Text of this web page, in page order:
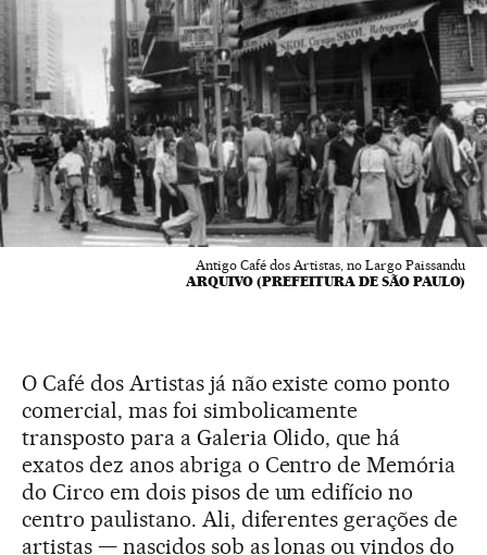
Antigo Café dos Artistas, no Largo Paissandu
ARQUIVO (PREFEITURA DE SÃO PAULO)
O Café dos Artistas já não existe como ponto
comercial, mas foi simbolicamente
transposto para a Galeria Olido, que há
exatos dez anos abriga o Centro de Memória
do Circo em dois pisos de um edifício no
centro paulistano. Ali, diferentes gerações de
artistas — nascidos sob as lonas ou vindos do